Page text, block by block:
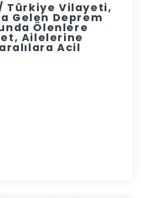
Türkiye Vilayeti,
Gelen Deprem
Ölenlere
Ailelerine
Acil